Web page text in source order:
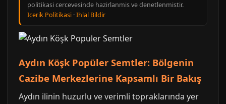
politikasi cercevesinde hazirlanmis ve denetlenmistir.
Icerik Politikasi ·Ihlal Bildir
Aydın Köşk Popüler Semtler: Bölgenin
Cazibe Merkezlerine Kapsamlı Bir Bakış
Aydın ilinin huzurlu ve verimli topraklarında yer